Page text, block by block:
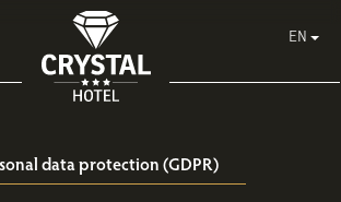
EN
data protection (GDPR)